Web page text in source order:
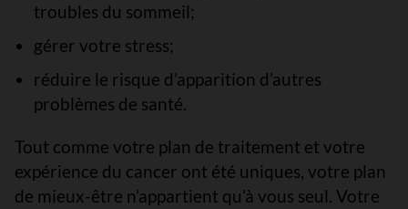
troubles du sommeil;
gérer votre stress;
réduire le risque d’apparition d’autres
problèmes de santé.
Tout comme votre plan de traitement et votre
expérience du cancer ont été uniques, votre plan
de mieux-être n’appartient qu’à vous seul. Votre